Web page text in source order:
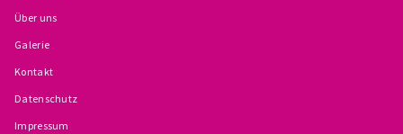
Über uns
Galerie
Kontakt
Datenschutz
Impressum